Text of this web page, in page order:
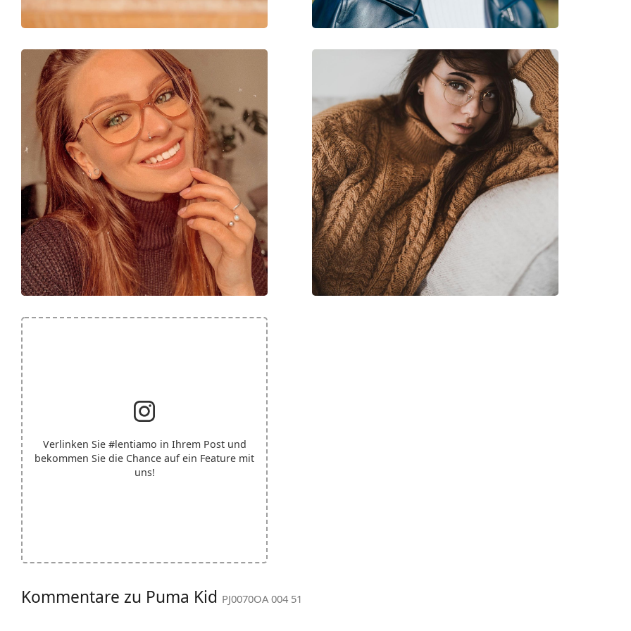
Kategorie:
Brillen
Marke:
Puma
Code:
PJ0070OA 004 51
Verlinken Sie #lentiamo in Ihrem Post und
bekommen Sie die Chance auf ein Feature mit
uns!
Kommentare zu Puma Kid PJ0070OA 004 51